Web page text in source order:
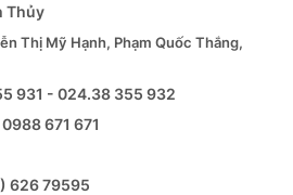
Thủy
Thị Mỹ Hạnh, Phạm Quốc Thắng,
931 - 024.38 355 932
0988 671 671
626 79595